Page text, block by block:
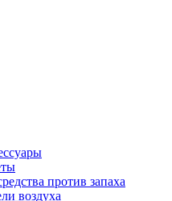
против запаха
воздуха